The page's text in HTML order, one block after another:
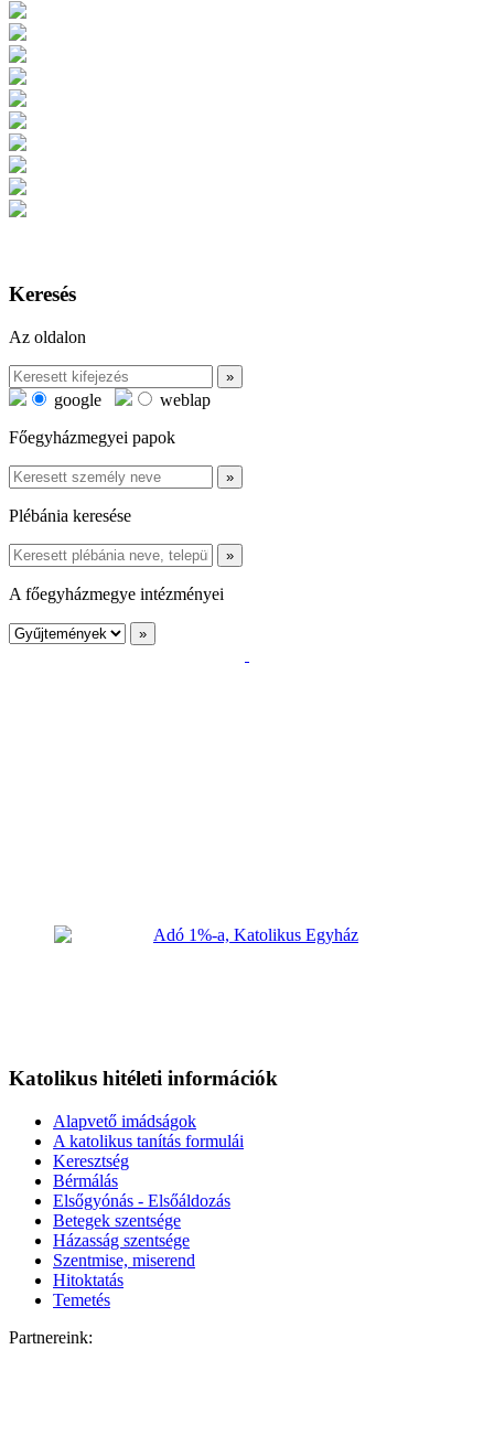
Keresés
Az oldalon
google
weblap
Főegyházmegyei papok
Plébánia keresése
A főegyházmegye intézményei
Katolikus hitéleti információk
Alapvető imádságok
A katolikus tanítás formulái
Keresztség
Bérmálás
Elsőgyónás - Elsőáldozás
Betegek szentsége
Házasság szentsége
Szentmise, miserend
Hitoktatás
Temetés
Partnereink: